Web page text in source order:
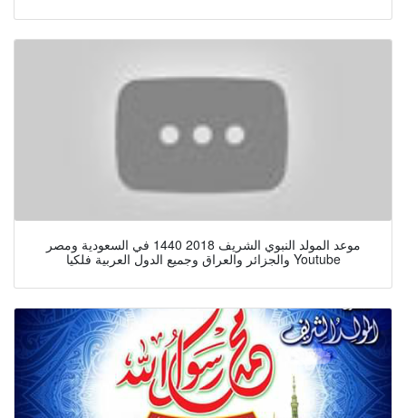
موعد المولد النبوي الشريف 2018 1440 في السعودية ومصر
والجزائر والعراق وجميع الدول العربية فلكيا Youtube